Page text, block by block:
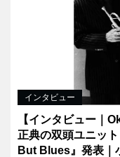
インタビュー
【インタビュー｜
正典の双頭ユニッ
But Blues』発表｜